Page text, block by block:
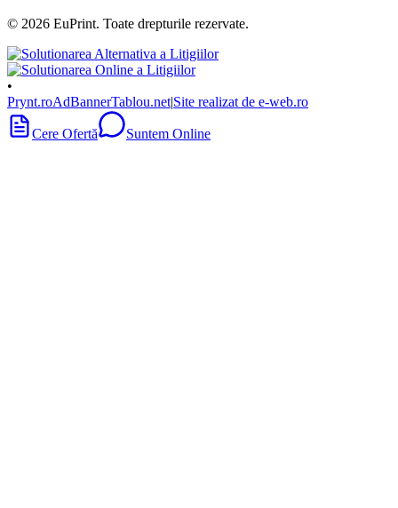
© 2026 EuPrint. Toate drepturile rezervate.
•
Prynt.roAdBannerTablou.net|Site realizat de e-web.ro
Cere Ofertă Suntem Online